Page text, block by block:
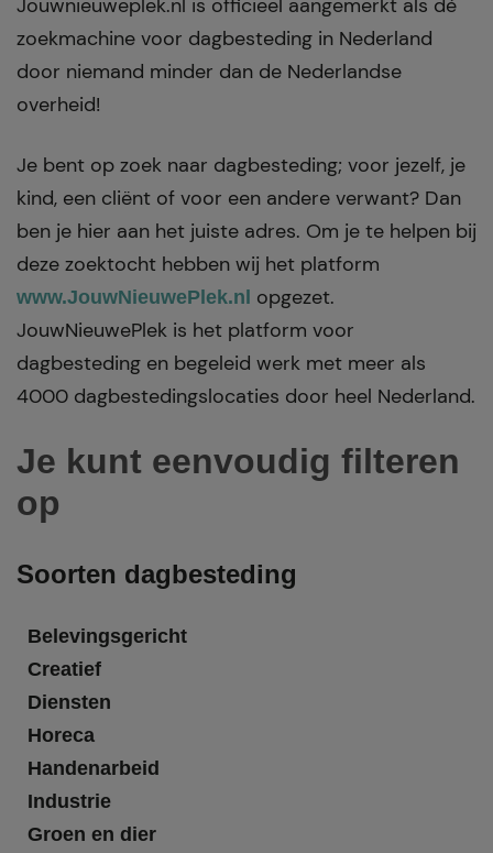
Jouwnieuweplek.nl is officieel aangemerkt als dé
zoekmachine voor dagbesteding in Nederland
door niemand minder dan de Nederlandse
overheid!
Je bent op zoek naar dagbesteding; voor jezelf, je
kind, een cliënt of voor een andere verwant? Dan
ben je hier aan het juiste adres. Om je te helpen bij
deze zoektocht hebben wij het platform
www.JouwNieuwePlek.nl opgezet.
JouwNieuwePlek is het platform voor
dagbesteding en begeleid werk met meer als
4000 dagbestedingslocaties door heel Nederland.
Je kunt eenvoudig filteren
op
Soorten dagbesteding
Belevingsgericht
Creatief
Diensten
Horeca
Handenarbeid
Industrie
Groen en dier